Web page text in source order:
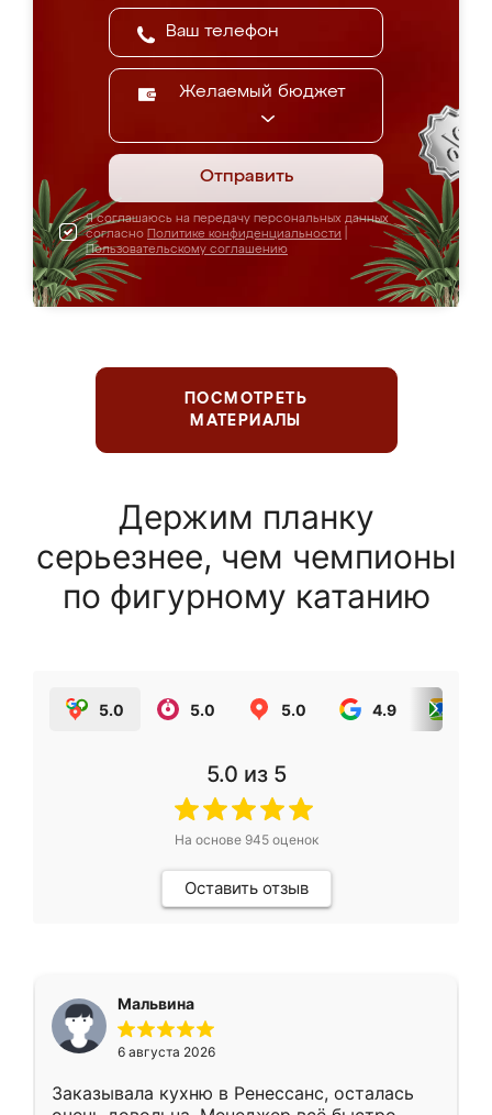
Желаемый бюджет
Отправить
Я соглашаюсь на передачу персональных данных
согласно Политике конфиденциальности
Пользовательскому соглашению
ПОСМОТРЕТЬ
МАТЕРИАЛЫ
Держим планку
серьезнее, чем чемпионы
по фигурному катанию
5.0 5.0 5.0 4.9
5.0 из 5
На основе 945оценок
Оставить отзыв
Мальвина
6 августа 2026
Заказывала кухню в Ренессанс, осталась